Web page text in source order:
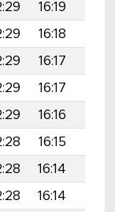
16:19
16:18
16:17
16:17
16:16
16:15
16:14
16:14